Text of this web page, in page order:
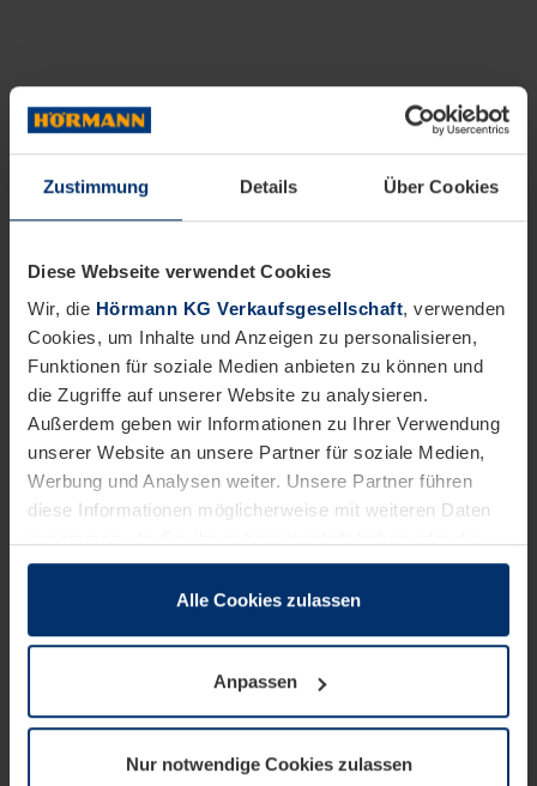
Zustimmung Details Über Cookies
Diese Webseite verwendet Cookies
Wir, die Hörmann KG Verkaufsgesellschaft, verwenden
Cookies, um Inhalte und Anzeigen zu personalisieren,
Funktionen für soziale Medien anbieten zu können und
die Zugriffe auf unserer Website zu analysieren.
Außerdem geben wir Informationen zu Ihrer Verwendung
unserer Website an unsere Partner für soziale Medien,
Werbung und Analysen weiter. Unsere Partner führen
diese Informationen möglicherweise mit weiteren Daten
sie im Rahmen Ihrer Nutzung der Dienste gesammelt
wenn diese für den Betrieb dieser Seite unbedingt
notwendig sind. Für alle anderen Cookie-Typen benötigen
wir Ihre Erlaubnis. Ihre Einwilligung können Sie jederzeit
Datenschutzerklärungunserer Website ändern oder
Alle Cookies zulassen
Anpassen
Nur notwendige Cookies zulassen